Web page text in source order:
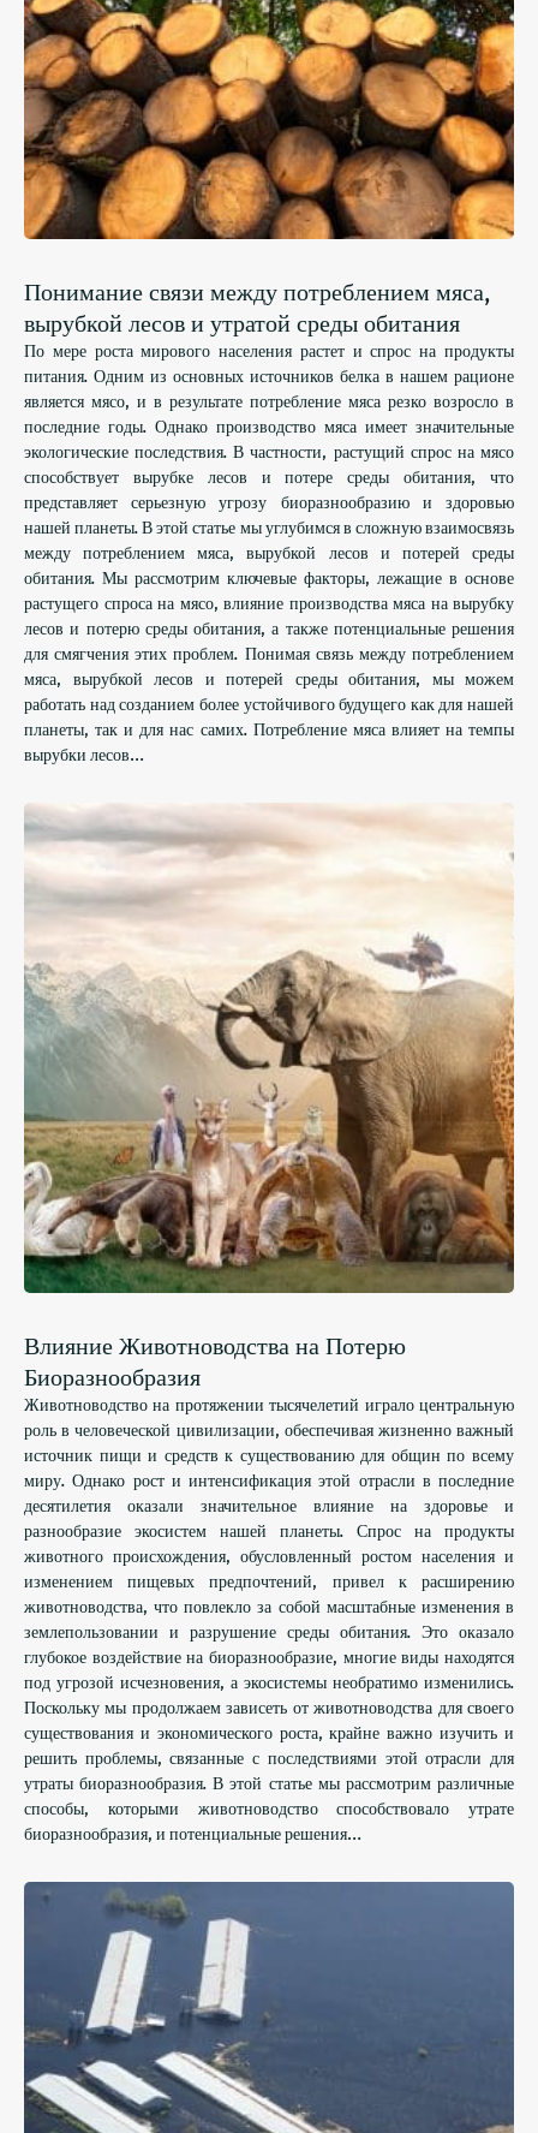
Понимание связи между потреблением мяса,
вырубкой лесов и утратой среды обитания
По мере роста мирового населения растет и спрос на продукты
питания. Одним из основных источников белка в нашем рационе
является мясо, и в результате потребление мяса резко возросло в
последние годы. Однако производство мяса имеет значительные
экологические последствия. В частности, растущий спрос на мясо
способствует вырубке лесов и потере среды обитания, что
представляет серьезную угрозу биоразнообразию и здоровью
нашей планеты. В этой статье мы углубимся в сложную взаимосвязь
между потреблением мяса, вырубкой лесов и потерей среды
обитания. Мы рассмотрим ключевые факторы, лежащие в основе
растущего спроса на мясо, влияние производства мяса на вырубку
лесов и потерю среды обитания, а также потенциальные решения
для смягчения этих проблем. Понимая связь между потреблением
мяса, вырубкой лесов и потерей среды обитания, мы можем
работать над созданием более устойчивого будущего как для нашей
планеты, так и для нас самих. Потребление мяса влияет на темпы
вырубки лесов…
Влияние Животноводства на Потерю
Биоразнообразия
Животноводство на протяжении тысячелетий играло центральную
роль в человеческой цивилизации, обеспечивая жизненно важный
источник пищи и средств к существованию для общин по всему
миру. Однако рост и интенсификация этой отрасли в последние
десятилетия оказали значительное влияние на здоровье и
разнообразие экосистем нашей планеты. Спрос на продукты
животного происхождения, обусловленный ростом населения и
изменением пищевых предпочтений, привел к расширению
животноводства, что повлекло за собой масштабные изменения в
землепользовании и разрушение среды обитания. Это оказало
глубокое воздействие на биоразнообразие, многие виды находятся
под угрозой исчезновения, а экосистемы необратимо изменились.
Поскольку мы продолжаем зависеть от животноводства для своего
существования и экономического роста, крайне важно изучить и
решить проблемы, связанные с последствиями этой отрасли для
утраты биоразнообразия. В этой статье мы рассмотрим различные
способы, которыми животноводство способствовало утрате
биоразнообразия, и потенциальные решения…